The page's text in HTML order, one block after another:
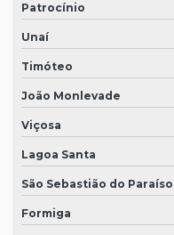
Patrocínio
Unaí
Timóteo
João Monlevade
Viçosa
Lagoa Santa
São Sebastião do Paraíso
Formiga